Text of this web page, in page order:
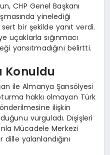
CHP Genel Başkanı
yinelediği
bir şekilde yanıt verdi.
uçaklarla sığınmacı
yansıtmadığını belirtti.
Konuldu
ile Almanya Şansölyesi
hakkı olmayan Türk
ilişkin
vurguladı. Dışişleri
Mücadele Merkezi
yalanlandığını